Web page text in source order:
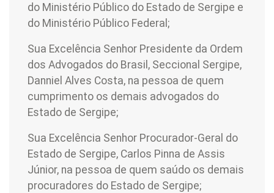
do Ministério Público do Estado de Sergipe e
do Ministério Público Federal;
Sua Excelência Senhor Presidente da Ordem
dos Advogados do Brasil, Seccional Sergipe,
Danniel Alves Costa, na pessoa de quem
cumprimento os demais advogados do
Estado de Sergipe;
Sua Excelência Senhor Procurador-Geral do
Estado de Sergipe, Carlos Pinna de Assis
Júnior, na pessoa de quem saúdo os demais
procuradores do Estado de Sergipe;